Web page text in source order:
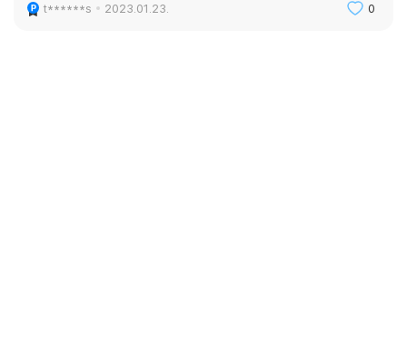
t******s 2023.01.23. 0